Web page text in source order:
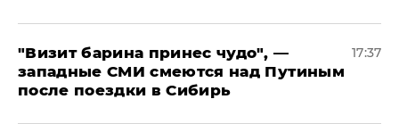
"Визит барина принес чудо", —
западные СМИ смеются над Путиным
после поездки в Сибирь
17:37